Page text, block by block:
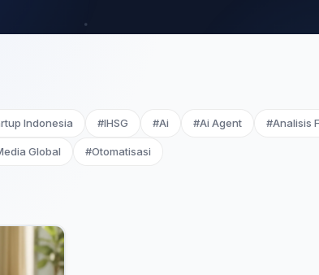
Indonesia #IHSG #Ai #Ai Agent #Analisis
Global #Otomatisasi